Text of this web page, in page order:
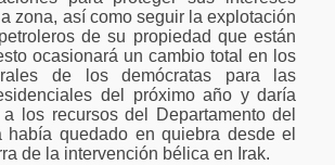
zona, así como seguir la explotación
de su propiedad que están
ocasionará un cambio total en los
de los demócratas para las
del próximo año y daría
los recursos del Departamento del
había quedado en quiebra desde el
de la intervención bélica en Irak.